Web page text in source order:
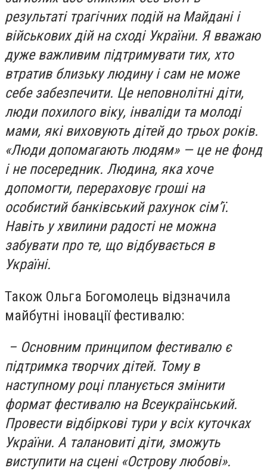
результаті трагічних подій на Майдані і
військових дій на сході України. Я вважаю
дуже важливим підтримувати тих, хто
втратив близьку людину і сам не може
себе забезпечити. Це неповнолітні діти,
люди похилого віку, інваліди та молоді
мами, які виховують дітей до трьох років.
«Люди допомагають людям» — це не фонд
і не посередник. Людина, яка хоче
допомогти, перераховує гроші на
особистий банківський рахунок сім’ї.
Навіть у хвилини радості не можна
забувати про те, що відбувається в
Україні.
Також Ольга Богомолець відзначила
майбутні іновації фестивалю:
– Основним принципом фестивалю є
підтримка творчих дітей. Тому в
наступному році планується змінити
формат фестивалю на Всеукраїнський.
Провести відбіркові тури у всіх куточках
України. А талановиті діти, зможуть
виступити на сцені «Острову любові».